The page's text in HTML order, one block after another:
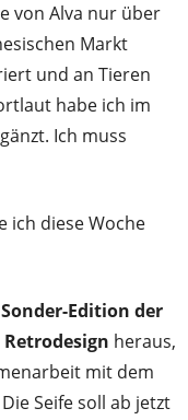
von Alva nur über
Markt
und an Tieren
habe ich im
Ich muss
ich diese Woche
Edition der
heraus,
mit dem
Seife soll ab jetzt